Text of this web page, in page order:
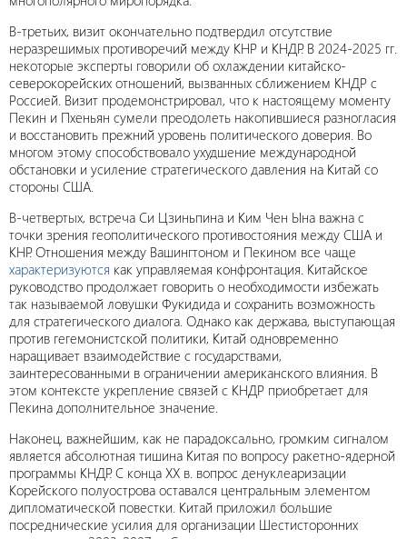
В-третьих, визит окончательно подтвердил отсутствие
неразрешимых противоречий между КНР и КНДР. В 2024-2025 гг.
некоторые эксперты говорили об охлаждении китайско-
северокорейских отношений, вызванных сближением КНДР с
Россией. Визит продемонстрировал, что к настоящему моменту
Пекин и Пхеньян сумели преодолеть накопившиеся разногласия
и восстановить прежний уровень политического доверия. Во
многом этому способствовало ухудшение международной
обстановки и усиление стратегического давления на Китай со
стороны США.
В-четвертых, встреча Си Цзиньпина и Ким Чен Ына важна с
точки зрения геополитического противостояния между США и
КНР. Отношения между Вашингтоном и Пекином все чаще
характеризуются как управляемая конфронтация. Китайское
руководство продолжает говорить о необходимости избежать
так называемой ловушки Фукидида и сохранить возможность
для стратегического диалога. Однако как держава, выступающая
против гегемонистской политики, Китай одновременно
наращивает взаимодействие с государствами,
заинтересованными в ограничении американского влияния. В
этом контексте укрепление связей с КНДР приобретает для
Пекина дополнительное значение.
Наконец, важнейшим, как не парадоксально, громким сигналом
является абсолютная тишина Китая по вопросу ракетно-ядерной
программы КНДР. С конца ХХ в. вопрос денуклеаризации
Корейского полуострова оставался центральным элементом
дипломатической повестки. Китай приложил большие
посреднические усилия для организации Шестисторонних